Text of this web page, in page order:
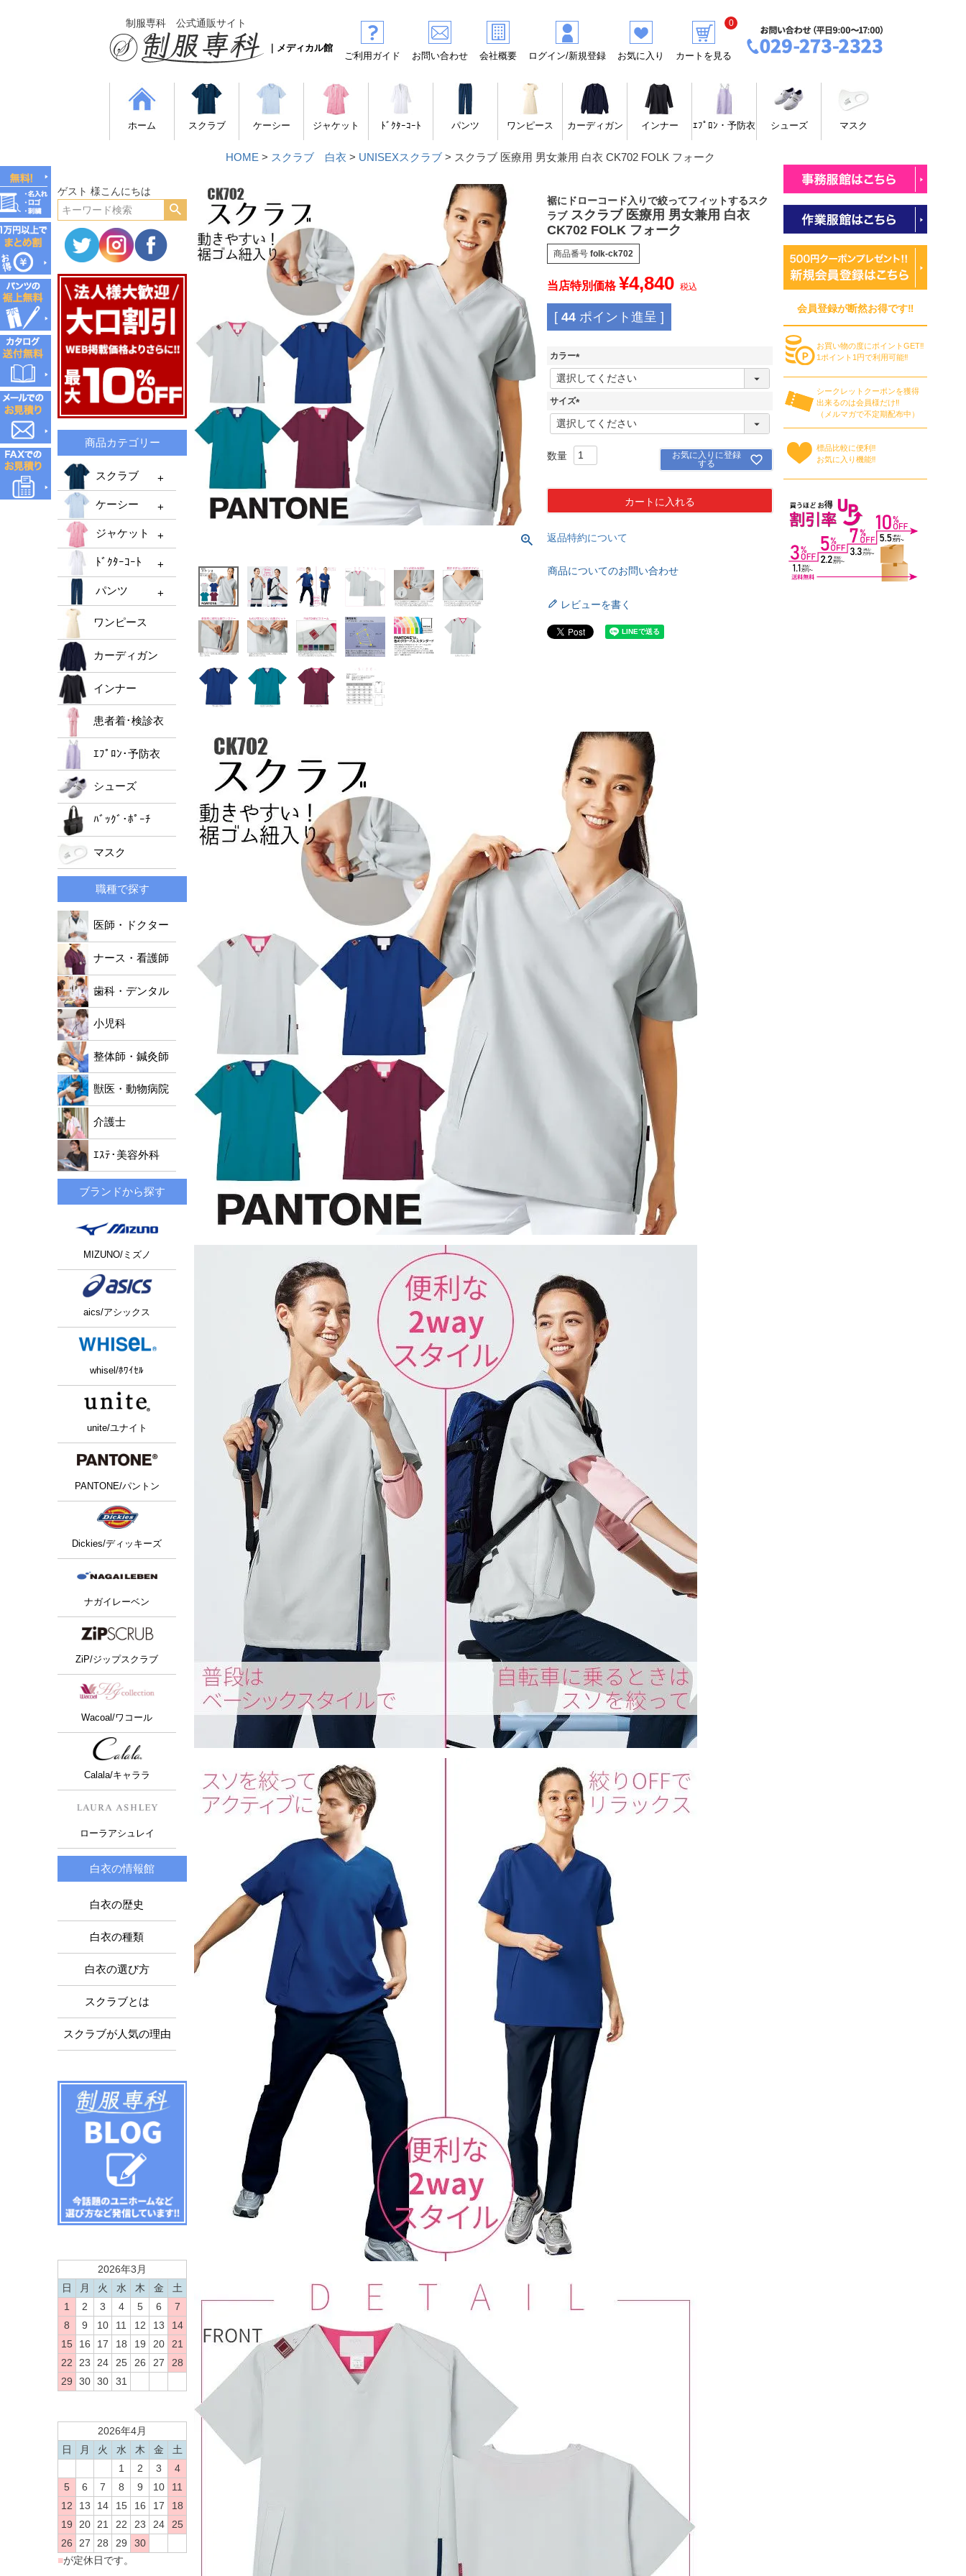
制服専科 公式通販サイト
｜メディカル館
ご利用ガイド お問い合わせ 会社概要 ログイン/新規登録 お気に入り
0
カートを見る
ホーム スクラブ ケーシー ジャケット ﾄﾞｸﾀｰｺｰﾄ パンツ ワンピース カーディガン インナー ｴﾌﾟﾛﾝ・予防衣 シューズ マスク
HOME スクラブ 白衣 UNISEXスクラブ スクラブ 医療用 男女兼用 白衣 CK702 FOLK フォーク
ゲスト 様こんにちは
商品カテゴリー
スクラブ
スクラブTOP
メンズスクラブ
レディーススクラブ
機能性スクラブ
ケーシー
ケーシーTOP
メンズケーシー
レディースケーシー
男女兼用ケーシー
ジャケット
メンズジャケット
ﾚﾃﾞｨｰｽジャケット
ﾄﾞｸﾀｰｺｰﾄ
ﾄﾞｸﾀｰｺｰﾄTOP
ﾒﾝｽﾞﾄﾞｸﾀｰｺｰﾄ
ﾚﾃﾞｨｰｽﾄﾞｸﾀｰｺｰﾄ
パンツ
パンツTOP
メンズパンツ
男女兼用パンツ
ワンピース
カーディガン
インナー
患者着･検診衣
ｴﾌﾟﾛﾝ･予防衣
シューズ
ﾊﾞｯｸﾞ･ﾎﾟｰﾁ
マスク
職種で探す
医師・ドクター
ナース・看護師
歯科・デンタル
小児科
整体師・鍼灸師
獣医・動物病院
介護士
ｴｽﾃ･美容外科
ブランドから探す
MIZUNO/ミズノ
aics/アシックス
whisel/ﾎﾜｲｾﾙ
unite/ユナイト
PANTONE/パントン
Dickies/ディッキーズ
ナガイレーベン
ZiP/ジップスクラブ
Wacoal/ワコール
Calala/キャララ
ローラアシュレイ
白衣の情報館
白衣の歴史
白衣の種類
白衣の選び方
スクラブとは
スクラブが人気の理由
2026年3月
日
月 火 水 木 金
土
1
2 3 4 5 6
7
8
9 10 11 12 13
14
15
16 17 18 19 20
21
22
23 24 25 26 27
28
29
30 30 31
2026年4月
日
月 火 水 木 金
土
1
2 3
4
5
6 7 8 9 10
11
12
13 14 15 16 17
18
19
20 21 22 23 24
25
26
27 28 29
30
■が定休日です。
裾にドローコード入りで絞ってフィットするスク
ラブ スクラブ 医療用 男女兼用 白衣
CK702 FOLK フォーク
商品番号 folk-ck702
当店特別価格 ¥4,840 税込
[ 44 ポイント進呈 ]
カラー
(
必
須
サイズ
(
必
お気に入りに登録
する
カートに入れる
返品特約について
商品についてのお問い合わせ
レビューを書く
会員登録が断然お得です‼
お買い物の度にポイントGET‼
1ポイント1円で利用可能‼
シークレットクーポンを獲得
出来るのは会員様だけ‼
（メルマガで不定期配布中）
標品比較に便利‼
お気に入り機能‼